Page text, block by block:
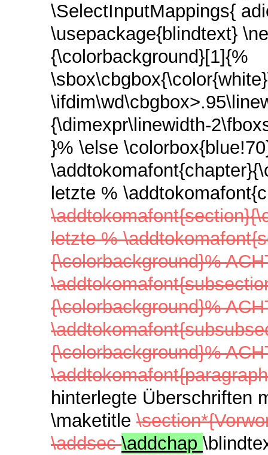
\SelectInputMappings{
\usepackage{blindtext}
{\colorbackground}[1]{%
{\dimexpr\linewidth-
}% \else
letzte %
letzte %
{\colorbackground}%
{\colorbackground}%
{\colorbackground}%
hinterlegte Überschriften
\maketitle
\addsec\addchap